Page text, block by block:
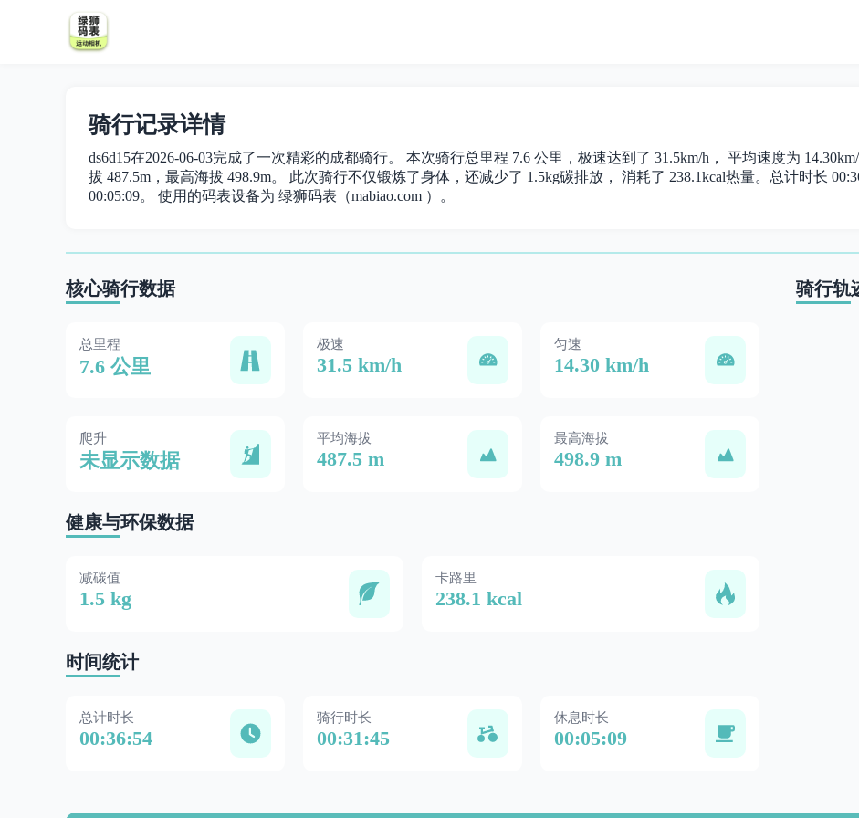
骑行记录详情
ds6d15在2026-06-03完成了一次精彩的成都骑行。 本次骑行总里程 7.6 公里，极速达到了 31.5km/h， 平均速度为
拔 487.5m，最高海拔 498.9m。 此次骑行不仅锻炼了身体，还减少了 1.5kg碳排放， 消耗了 238.1kcal热量。总计时长
00:05:09。 使用的码表设备为 绿狮码表（mabiao.com ）。
核心骑行数据
总里程
7.6 公里
极速
31.5 km/h
匀速
14.30 km/h
爬升
未显示数据
平均海拔
487.5 m
最高海拔
498.9 m
健康与环保数据
减碳值
1.5 kg
卡路里
238.1 kcal
时间统计
总计时长
00:36:54
骑行时长
00:31:45
休息时长
00:05:09
骑行轨